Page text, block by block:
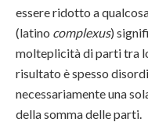
essere ridotto a
(latino complexus)
molteplicità di parti tra
risultato è spesso
necessariamente una
della somma delle parti.